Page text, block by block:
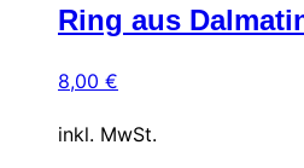
Ring aus
8,00 €
inkl. MwSt.